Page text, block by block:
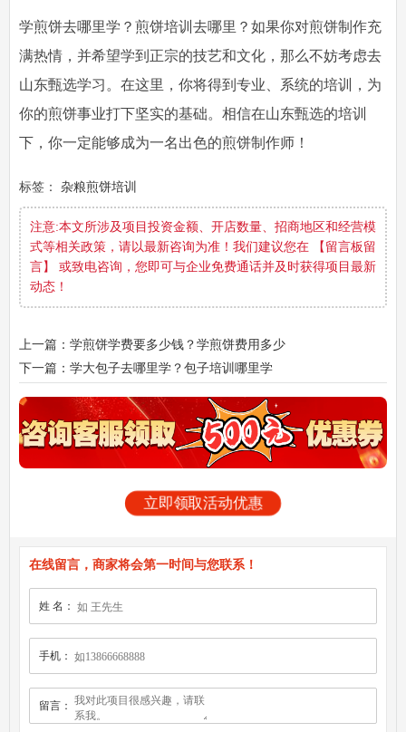
学煎饼去哪里学 ？煎饼培训去哪里？如果你对煎饼制作充
满热情，并希望学到正宗的技艺和文化，那么不妨考虑去
山东甄选学习。在这里，你将得到专业、系统的培训，为
你的煎饼事业打下坚实的基础。相信在山东甄选的培训
下，你一定能够成为一名出色的煎饼制作师！
标签： 杂粮煎饼培训
注意:本文所涉及项目投资金额、开店数量、招商地区和经营模
式等相关政策，请以最新咨询为准！我们建议您在 【留言板留
言】 或致电咨询，您即可与企业免费通话并及时获得项目最新
动态！
上一篇：学煎饼学费要多少钱？学煎饼费用多少
下一篇：学大包子去哪里学？包子培训哪里学
立即领取活动优惠
在线留言，商家将会第一时间与您联系！
姓 名：
手机：
留言：